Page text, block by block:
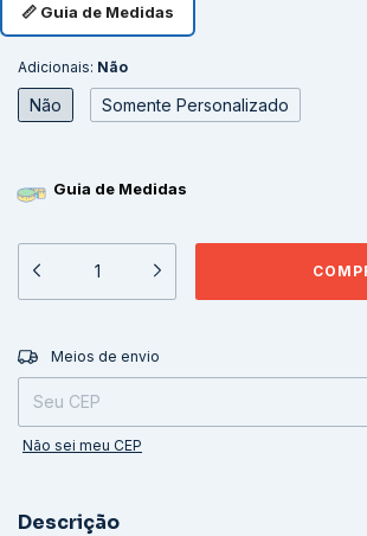
📏 Guia de Medidas
Adicionais: Não
Não Somente Personalizado
Guia de Medidas
Entregas para o CEP:
Meios de envio
Não sei meu CEP
Descrição